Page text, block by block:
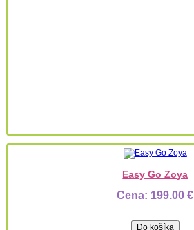
Easy Go Zoya
Cena: 199.00 €